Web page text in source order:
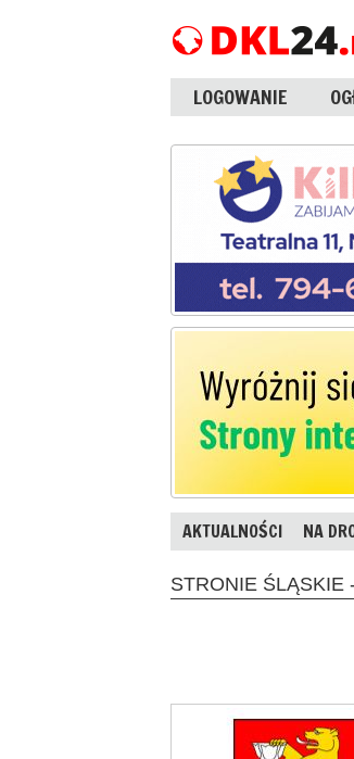
LOGOWANIE
AKTUALNOŚCI NA
STRONIE ŚLĄSKIE